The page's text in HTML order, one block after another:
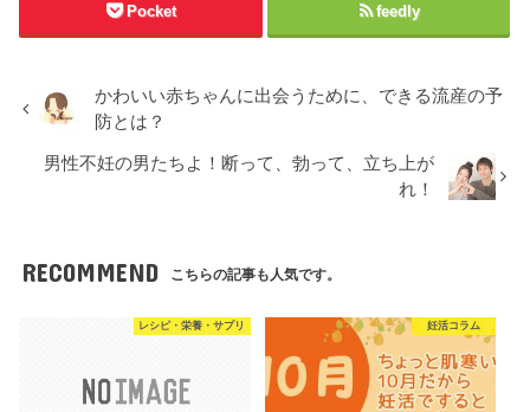
Pocket feedly
かわいい赤ちゃんに出会うために、できる流産の予
防とは？
男性不妊の男たちよ！断って、勃って、立ち上が
れ！
RECOMMEND こちらの記事も人気です。
レシピ・栄養・サプリ 妊活コラム